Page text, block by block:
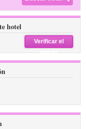
hotel
Verificar el
precio